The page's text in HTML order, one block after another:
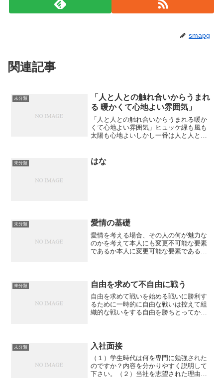
smapg
関連記事
未分類
「人と人との触れ合いからうまれ
る 暖かくて心地よい雰囲気」
「人と人との触れ合いからうまれる暖か
くて心地よい雰囲気」ヒュッケ緑も風も
太陽も心地よいしかし一番は人と人との
未分類 はな
未分類 愛情の基礎
愛情を考える場合、その人の何が魅力な
のかを考えて本人にも変更不可能な要素
であるか本人に変更可能な要素であるか
できたとしてもその要素は...
未分類 自由を求めて不自由に戦う
自由を求めて戦いを始める戦いに勝利す
るために一時的に自由な戦いは控えて組
織的な戦いをする自由を勝ちとってから
る支配が残ってしまうたと...
未分類 入社面接
（１）学生時代は何を専門に勉強された
のですか？内容を分かりやすく説明して
下さい。（２）当社を志望された理由は